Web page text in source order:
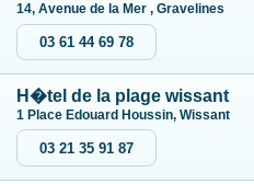
14, Avenue de la Mer , Gravelines
03 61 44 69 78
H�tel de la plage wissant
1 Place Edouard Houssin, Wissant
03 21 35 91 87